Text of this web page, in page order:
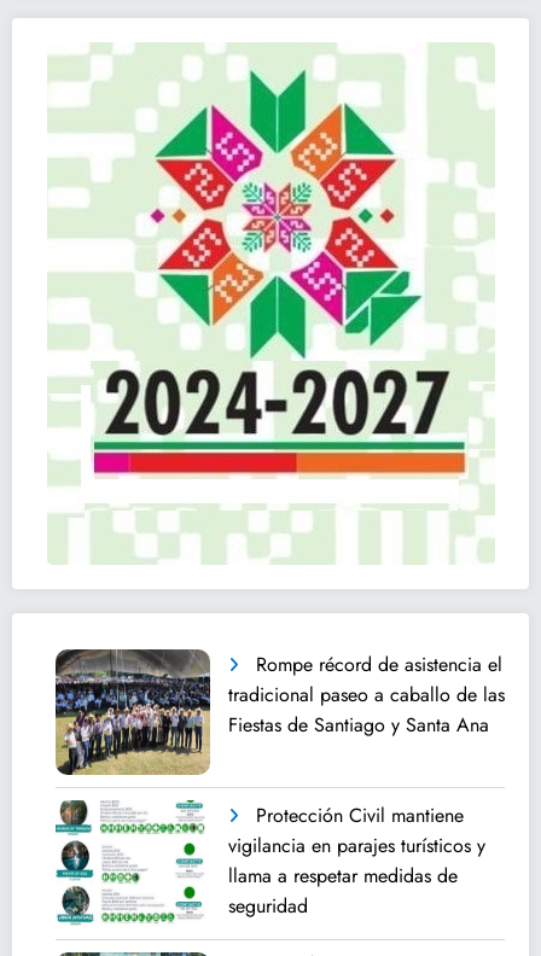
Rompe récord de asistencia el
tradicional paseo a caballo de las
Fiestas de Santiago y Santa Ana
Protección Civil mantiene
vigilancia en parajes turísticos y
llama a respetar medidas de
seguridad